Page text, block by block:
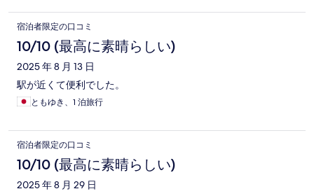
宿泊者限定の口コミ
10/10 (最高に素晴らしい)
2025 年 8 月 13 日
駅が近くて便利でした。
ともゆき、1 泊旅行
宿泊者限定の口コミ
10/10 (最高に素晴らしい)
2025 年 8 月 29 日